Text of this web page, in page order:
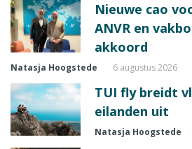
Nieuwe cao
ANVR en
akkoord
Natasja Hoogstede 6 augustus 2026
TUI fly breidt
eilanden uit
Natasja Hoogstede